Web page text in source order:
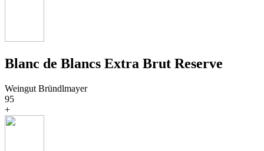
Blanc de Blancs Extra Brut Reserve
Weingut Bründlmayer
95
+